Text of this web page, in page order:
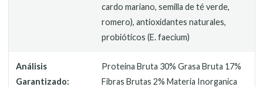
cardo mariano, semilla de té verde,
romero), antioxidantes naturales,
probióticos (E. faecium)
Análisis
Garantizado:
Proteina Bruta 30% Grasa Bruta 17%
Fibras Brutas 2% Materia Inorganica